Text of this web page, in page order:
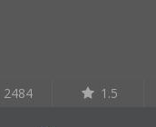
2484 1.5